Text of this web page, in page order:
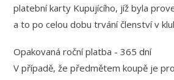
platební karty Kupujícího, jíž byla
a to po celou dobu trvání členství v
Opakovaná roční platba - 365 dní
V případě, že předmětem koupě je